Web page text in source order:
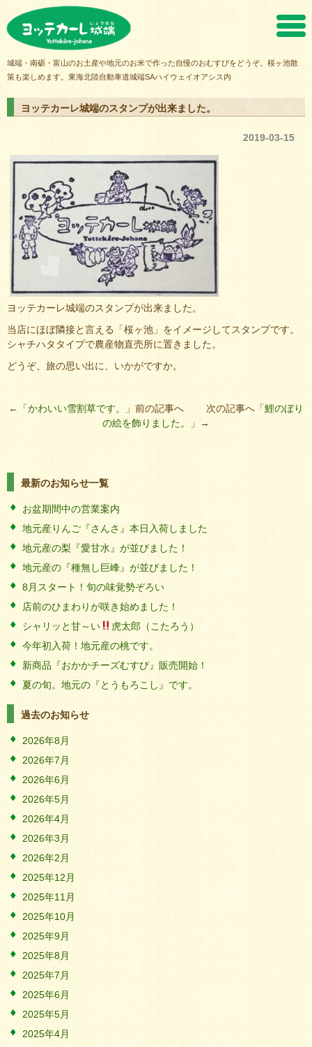
城端・南砺・富山のお土産や地元のお米で作った自慢のおむすびをどうぞ。桜ヶ池散
策も楽しめます。東海北陸自動車道城端SAハイウェイオアシス内
ヨッテカーレ城端のスタンプが出来ました。
2019-03-15
ヨッテカーレ城端のスタンプが出来ました。
当店にほぼ隣接と言える「桜ヶ池」をイメージしてスタンプです。
シャチハタタイプで農産物直売所に置きました。
どうぞ、旅の思い出に、いかがですか。
←「かわいい雪割草です。 」前の記事へ 次の記事へ「鯉のぼり
の絵を飾りました。
」→
最新のお知らせ一覧
お盆期間中の営業案内
地元産りんご『さんさ』本日入荷しました
地元産の梨『愛甘水』が並びました！
地元産の『種無し巨峰』が並びました！
8月スタート！旬の味覚勢ぞろい
店前のひまわりが咲き始めました！
シャリッと甘～い
虎太郎（こたろう）
今年初入荷！地元産の桃です。
新商品『おかかチーズむすび』販売開始！
夏の旬。地元の『とうもろこし』です。
過去のお知らせ
2026年8月
2026年7月
2026年6月
2026年5月
2026年4月
2026年3月
2026年2月
2025年12月
2025年11月
2025年10月
2025年9月
2025年8月
2025年7月
2025年6月
2025年5月
2025年4月